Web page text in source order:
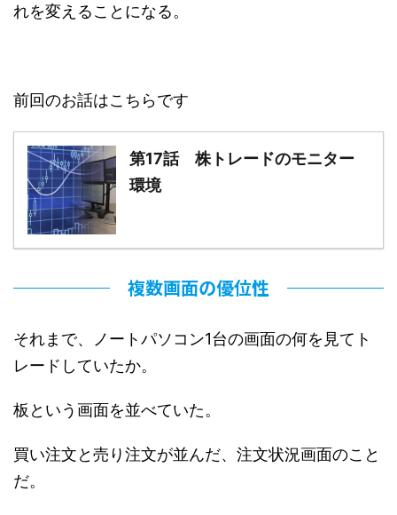
れを変えることになる。
前回のお話はこちらです
第17話 株トレードのモニター
環境
複数画面の優位性
それまで、ノートパソコン1台の画面の何を見てト
レードしていたか。
板という画面を並べていた。
買い注文と売り注文が並んだ、注文状況画面のこと
だ。